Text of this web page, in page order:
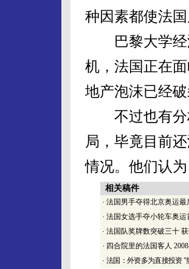
种因素都使法
巴黎大学经
机，法国正在
地产泡沫已经
不过也有分
局，毕竟目前
情况。他们认
相关稿件
· 法国男手夺得北京奥运最
· 法国女选手夺小轮车奥运
· 法国队奖牌数突破三十
· 四合院里的法国客人
· 法国：外资多为直接投资 "